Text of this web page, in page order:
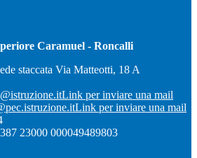
Caramuel - Roncalli
staccata Via Matteotti, 18 A
Link per inviare una mail
Link per inviare una mail
23000 000049489803